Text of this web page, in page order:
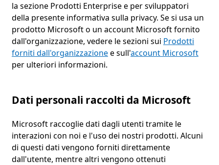
la sezione Prodotti Enterprise e per sviluppatori
della presente informativa sulla privacy. Se si usa un
prodotto Microsoft o un account Microsoft fornito
dall'organizzazione, vedere le sezioni sui Prodotti
forniti dall'organizzazionee sull'account Microsoft
per ulteriori informazioni.
Dati personali raccolti da Microsoft
Microsoft raccoglie dati dagli utenti tramite le
interazioni con noi e l'uso dei nostri prodotti. Alcuni
di questi dati vengono forniti direttamente
dall'utente, mentre altri vengono ottenuti